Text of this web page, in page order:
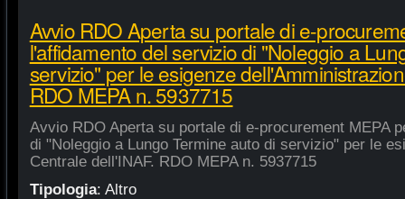
Avvio RDO Aperta su portale di e-
l'affidamento del servizio di "Noleggio a
servizio" per le esigenze
RDO MEPA n. 5937715
Avvio RDO Aperta su portale di e-procurement MEPA
di "Noleggio a Lungo Termine auto di servizio" per le
Centrale dell'INAF. RDO MEPA n. 5937715
Tipologia: Altro